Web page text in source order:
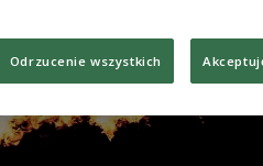
Odrzucenie wszystkich